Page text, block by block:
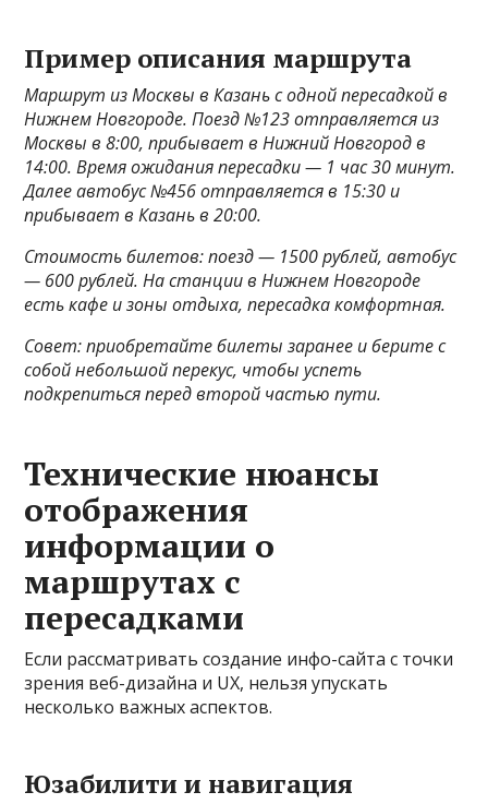
Пример описания маршрута
Маршрут из Москвы в Казань с одной пересадкой в
Нижнем Новгороде. Поезд №123 отправляется из
Москвы в 8:00, прибывает в Нижний Новгород в
14:00. Время ожидания пересадки — 1 час 30 минут.
Далее автобус №456 отправляется в 15:30 и
прибывает в Казань в 20:00.
Стоимость билетов: поезд — 1500 рублей, автобус
— 600 рублей. На станции в Нижнем Новгороде
есть кафе и зоны отдыха, пересадка комфортная.
Совет: приобретайте билеты заранее и берите с
собой небольшой перекус, чтобы успеть
подкрепиться перед второй частью пути.
Технические нюансы
отображения
информации о
маршрутах с
пересадками
Если рассматривать создание инфо-сайта с точки
зрения веб-дизайна и UX, нельзя упускать
несколько важных аспектов.
Юзабилити и навигация